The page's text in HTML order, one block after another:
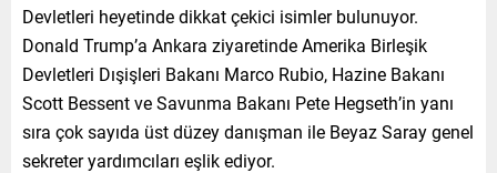
Devletleri heyetinde dikkat çekici isimler bulunuyor.
Donald Trump’a Ankara ziyaretinde Amerika Birleşik
Devletleri Dışişleri Bakanı Marco Rubio, Hazine Bakanı
Scott Bessent ve Savunma Bakanı Pete Hegseth’in yanı
sıra çok sayıda üst düzey danışman ile Beyaz Saray genel
sekreter yardımcıları eşlik ediyor.